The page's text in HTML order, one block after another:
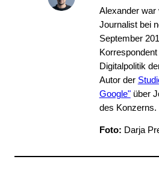
Alexander war
Journalist bei
September
Digitalpolitik
Autor der
Google"über
des Konzerns.
Foto: Darja